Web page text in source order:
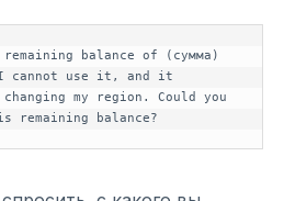
I cannot use it, and it
my region. Could you
remaining balance?